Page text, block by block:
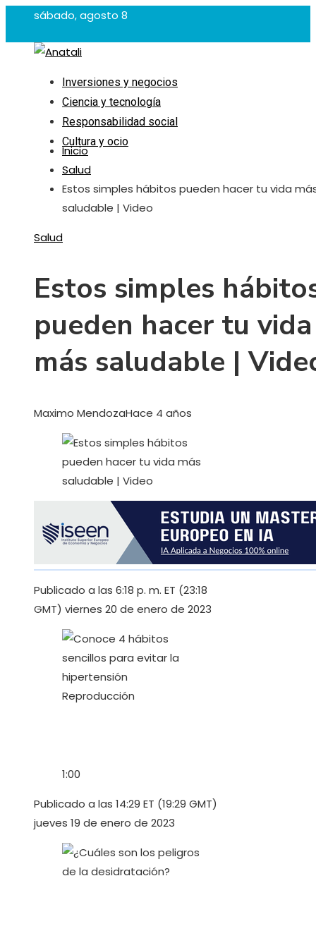
sábado, agosto 8
Inversiones y negocios
Ciencia y tecnología
Responsabilidad social
Cultura y ocio
Inicio
Salud
Estos simples hábitos pueden hacer tu vida
saludable | Video
Salud
Estos simples
pueden hacer tu vida
más saludable |
Maximo MendozaHace 4 años
Publicado a las 6:18 p. m. ET (23:18
GMT) viernes 20 de enero de 2023
Reproducción
1:00
Publicado a las 14:29 ET (19:29 GMT)
jueves 19 de enero de 2023